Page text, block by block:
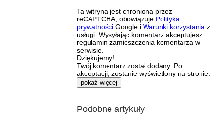
Ta witryna jest chroniona przez
reCAPTCHA, obowiązuje Polityka
prywatności Google i Warunki korzystania z
usługi. Wysyłając komentarz akceptujesz
regulamin zamieszczenia komentarza w
serwisie.
Dziękujemy!
Twój komentarz został dodany. Po
akceptacji, zostanie wyświetlony na stronie.
pokaż więcej
Podobne artykuły